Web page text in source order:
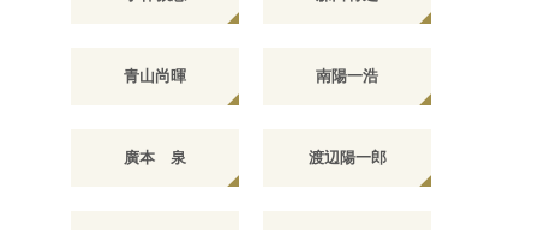
青山尚暉 南陽一浩
廣本 泉 渡辺陽一郎